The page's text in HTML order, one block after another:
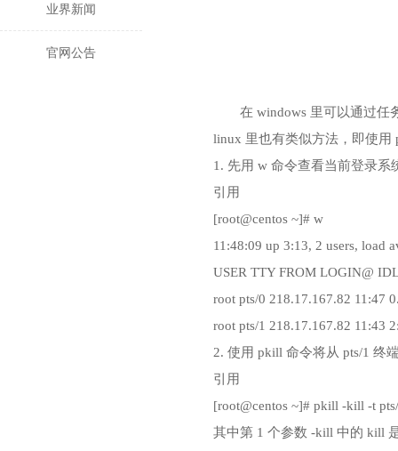
业界新闻
官网公告
在 windows 里可以通过任
linux 里也有类似方法，即使用
1. 先用 w 命令查看当前登录系
引用
[root@centos ~]# w
11:48:09 up 3:13, 2 users, load
USER TTY FROM LOGIN@
root pts/0 218.17.167.82 11:47
root pts/1 218.17.167.82 11:43
2. 使用 pkill 命令将从 pts/1 终
引用
[root@centos ~]# pkill -kill -t
其中第 1 个参数 -kill 中的 kill